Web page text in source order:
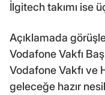
İlgitech takımı ise
Açıklamada
Vodafone Vakfı
Vodafone Vakfı ve
geleceğe hazır